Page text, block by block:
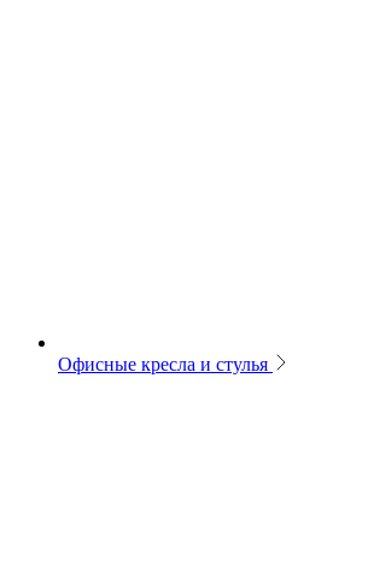
Офисные кресла и стулья